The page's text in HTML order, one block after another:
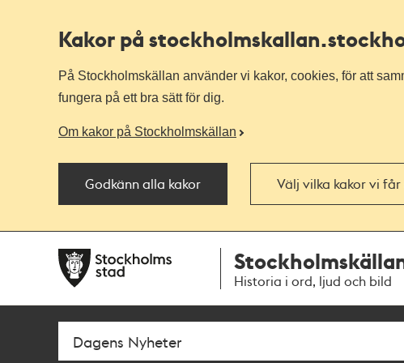
Kakor på stockholmskallan
På Stockholmskällan använder vi kakor, cookies, för att
fungera på ett bra sätt för dig.
Om kakor på Stockholmskällan
Godkänn alla kakor Välj vilka kakor vi
navigationen
huvudinnehållet
Historia i ord, ljud och bild
Sök